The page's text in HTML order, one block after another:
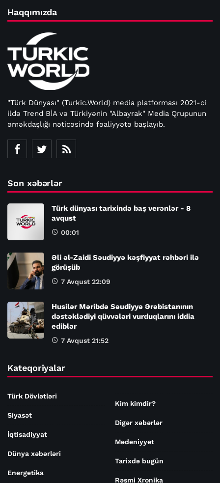
Haqqımızda
"Türk Dünyası" (Turkic.World) media platforması 2021-ci
ildə Trend BİA və Türkiyənin "Albayrak" Media Qrupunun
əməkdaşlığı nəticəsində fəaliyyətə başlayıb.
Son xəbərlər
Türk dünyası tarixində baş verənlər - 8
avqust
00:01
Əli əl-Zaidi Səudiyyə kəşfiyyat rəhbəri ilə
görüşüb
7 Avqust 22:09
Husilər Məribdə Səudiyyə Ərəbistanının
dəstəklədiyi qüvvələri vurduqlarını iddia
ediblər
7 Avqust 21:52
Kateqoriyalar
Türk Dövlətləri
Siyasət
İqtisadiyyat
Dünya xəbərləri
Energetika
Kim kimdir?
Digər xəbərlər
Mədəniyyət
Tarixdə bugün
Rəsmi Xronika